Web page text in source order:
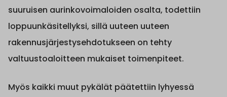
suuruisen aurinkovoimaloiden osalta, todettiin
loppuunkäsitellyksi, sillä uuteen uuteen
rakennusjärjestysehdotukseen on tehty
valtuustoaloitteen mukaiset toimenpiteet.
Myös kaikki muut pykälät päätettiin lyhyessä